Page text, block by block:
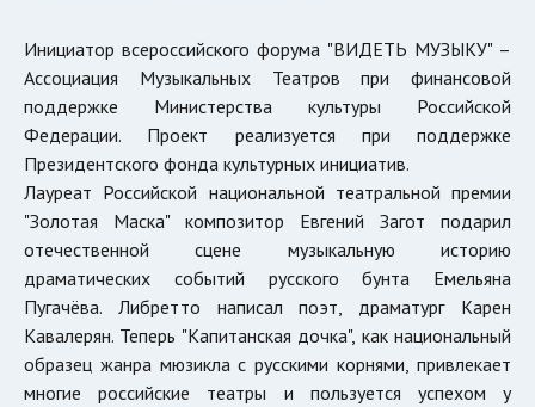
Инициатор всероссийского форума "ВИДЕТЬ МУЗЫКУ" –
Ассоциация Музыкальных Театров при финансовой
поддержке Министерства культуры Российской
Федерации. Проект реализуется при поддержке
Президентского фонда культурных инициатив.
Лауреат Российской национальной театральной премии
"Золотая Маска" композитор Евгений Загот подарил
отечественной сцене музыкальную историю
драматических событий русского бунта Емельяна
Пугачёва. Либретто написал поэт, драматург Карен
Кавалерян. Теперь "Капитанская дочка", как национальный
образец жанра мюзикла с русскими корнями, привлекает
многие российские театры и пользуется успехом у